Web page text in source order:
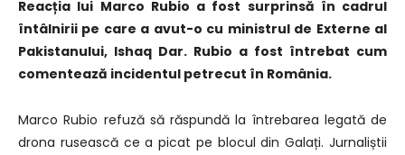
Reacția lui Marco Rubio a fost surprinsă în cadrul
întâlnirii pe care a avut-o cu ministrul de Externe al
Pakistanului, Ishaq Dar. Rubio a fost întrebat cum
comentează incidentul petrecut în România.
Marco Rubio refuză să răspundă la întrebarea legată de
drona rusească ce a picat pe blocul din Galați. Jurnaliștii